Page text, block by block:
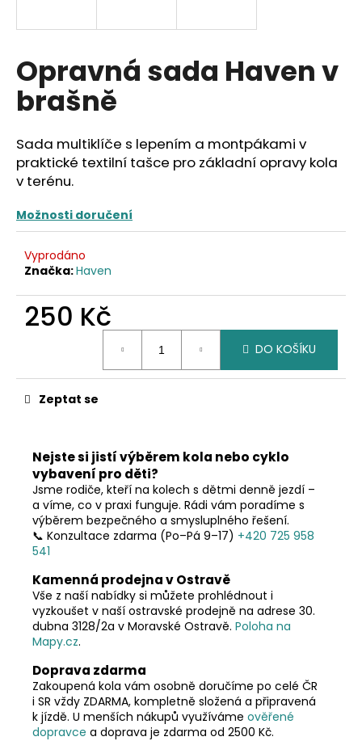
Opravná sada Haven v
brašně
Sada multiklíče s lepením a montpákami v
praktické textilní tašce pro základní opravy kola
v terénu.
Možnosti doručení
Vyprodáno
Značka:Haven
250 Kč
DO KOŠÍKU
Zeptat se
Nejste si jistí výběrem kola nebo cyklo
vybavení pro děti?
Jsme rodiče, kteří na kolech s dětmi denně jezdí –
a víme, co v praxi funguje. Rádi vám poradíme s
výběrem bezpečného a smysluplného řešení.
📞 Konzultace zdarma (Po–Pá 9–17) +420 725 958
541
Kamenná prodejna v Ostravě
Vše z naší nabídky si můžete prohlédnout i
vyzkoušet v naší ostravské prodejně na adrese 30.
dubna 3128/2a v Moravské Ostravě. Poloha na
Mapy.cz.
Doprava zdarma
Zakoupená kola vám osobně doručíme po celé ČR
i SR vždy ZDARMA, kompletně složená a připravená
k jízdě. U menších nákupů využíváme ověřené
dopravce a doprava je zdarma od 2500 Kč.
í
t
?
D
o
p
o
u